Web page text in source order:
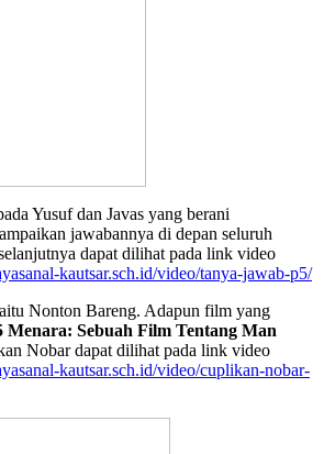
Yusuf dan Javas yang berani
jawabannya di depan seluruh
dapat dilihat pada link video
kautsar.sch.id/video/tanya-jawab-p5/
Nonton Bareng. Adapun film yang
Menara: Sebuah Film Tentang Man
Nobar dapat dilihat pada link video
kautsar.sch.id/video/cuplikan-nobar-